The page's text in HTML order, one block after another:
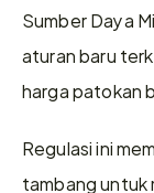
Sumber Daya
aturan baru
harga patokan
Regulasi ini
tambang untuk